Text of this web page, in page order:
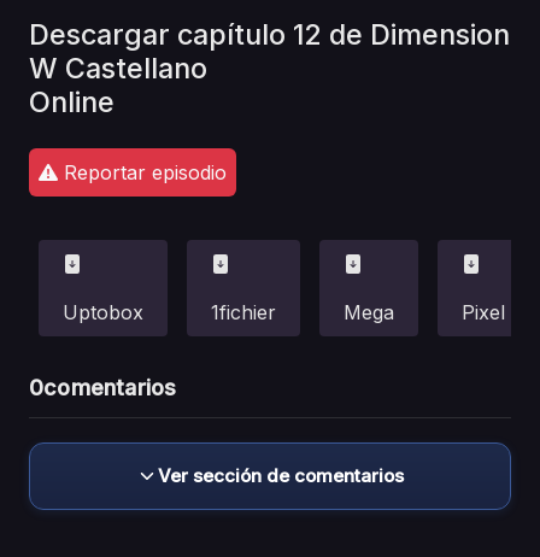
Descargar capítulo 12 de Dimension
W Castellano
Online
Reportar episodio
Uptobox 1fichier Mega Pixel
0comentarios
Ver sección de comentarios